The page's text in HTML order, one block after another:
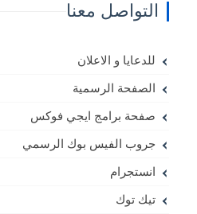
التواصل معنا
للدعايا و الاعلان
الصفحة الرسمية
صفحة برامج ايجي فوكس
جروب الفيس بوك الرسمي
انستجرام
تيك توك